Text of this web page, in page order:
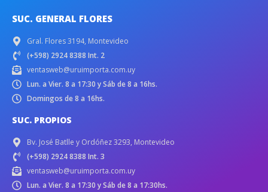
SUC. GENERAL FLORES
Gral. Flores 3194, Montevideo
(+598) 2924 8388 Int. 2
ventasweb@uruimporta.com.uy
Lun. a Vier. 8 a 17:30 y Sáb de 8 a 16hs.
Domingos de 8 a 16hs.
SUC. PROPIOS
Bv. José Batlle y Ordóñez 3293, Montevideo
(+598) 2924 8388 Int. 3
ventasweb@uruimporta.com.uy
Lun. a Vier. 8 a 17:30 y Sáb de 8 a 17:30hs.